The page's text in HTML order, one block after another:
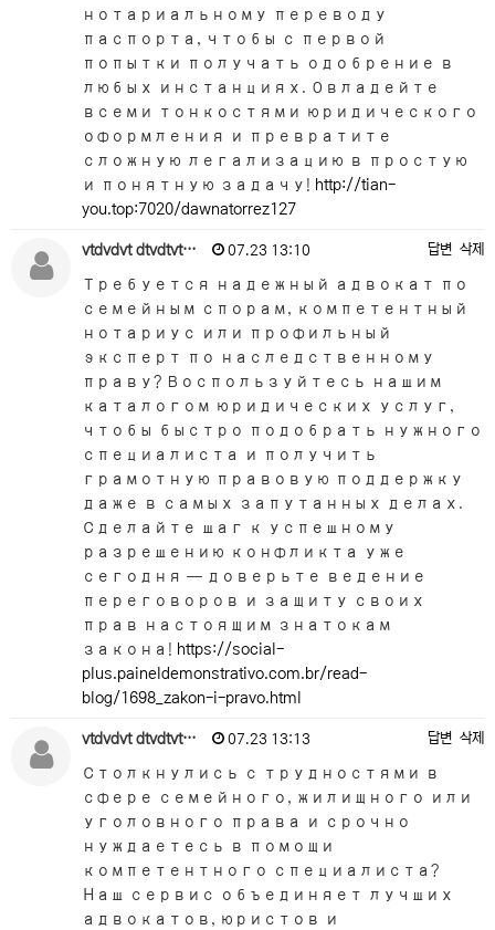
нотариальному переводу
паспорта, чтобы с первой
попытки получать одобрение в
любых инстанциях. Овладейте
всеми тонкостями юридического
оформления и превратите
сложную легализацию в простую
и понятную задачу! http://tian-
you.top:7020/dawnatorrez127
vtdvdvt dtvdtvt… 07.23 13:10 답변 삭제
Требуется надежный адвокат по
семейным спорам, компетентный
нотариус или профильный
эксперт по наследственному
праву? Воспользуйтесь нашим
каталогом юридических услуг,
чтобы быстро подобрать нужного
специалиста и получить
грамотную правовую поддержку
даже в самых запутанных делах.
Сделайте шаг к успешному
разрешению конфликта уже
сегодня — доверьте ведение
переговоров и защиту своих
прав настоящим знатокам
закона! https://social-
plus.paineldemonstrativo.com.br/read-
blog/1698_zakon-i-pravo.html
vtdvdvt dtvdtvt… 07.23 13:13 답변 삭제
Столкнулись с трудностями в
сфере семейного, жилищного или
уголовного права и срочно
нуждаетесь в помощи
компетентного специалиста?
Наш сервис объединяет лучших
адвокатов, юристов и